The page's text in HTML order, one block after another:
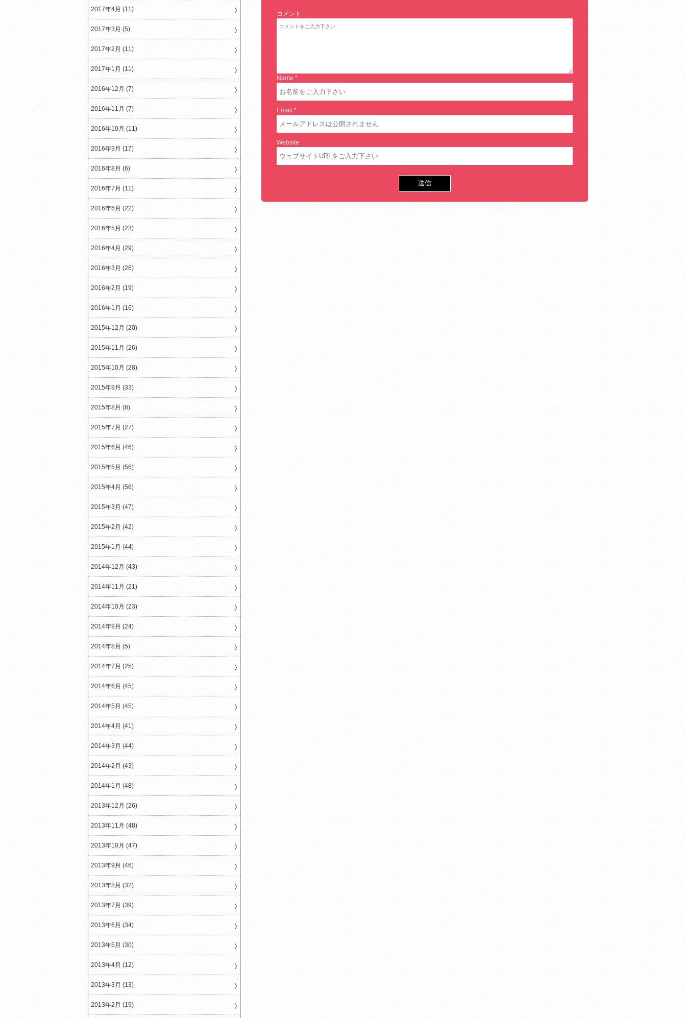
コメント
Name *
Email *
Website
2017年4月 (11)
2017年3月 (5)
2017年2月 (11)
2017年1月 (11)
2016年12月 (7)
2016年11月 (7)
2016年10月 (11)
2016年9月 (17)
2016年8月 (6)
2016年7月 (11)
2016年6月 (22)
2016年5月 (23)
2016年4月 (29)
2016年3月 (26)
2016年2月 (19)
2016年1月 (16)
2015年12月 (20)
2015年11月 (26)
2015年10月 (28)
2015年9月 (33)
2015年8月 (8)
2015年7月 (27)
2015年6月 (46)
2015年5月 (56)
2015年4月 (56)
2015年3月 (47)
2015年2月 (42)
2015年1月 (44)
2014年12月 (43)
2014年11月 (21)
2014年10月 (23)
2014年9月 (24)
2014年8月 (5)
2014年7月 (25)
2014年6月 (45)
2014年5月 (45)
2014年4月 (41)
2014年3月 (44)
2014年2月 (43)
2014年1月 (48)
2013年12月 (26)
2013年11月 (48)
2013年10月 (47)
2013年9月 (46)
2013年8月 (32)
2013年7月 (39)
2013年6月 (34)
2013年5月 (30)
2013年4月 (12)
2013年3月 (13)
2013年2月 (19)